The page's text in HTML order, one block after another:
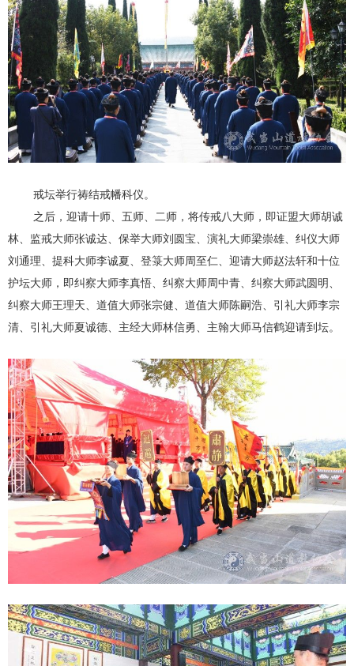
戒坛举行祷结戒幡科仪。
之后，迎请十师、五师、二师，将传戒八大师，即证盟大师胡诚
林、监戒大师张诚达、保举大师刘圆宝、演礼大师梁崇雄、纠仪大师
刘通理、提科大师李诚夏、登箓大师周至仁、迎请大师赵法轩和十位
护坛大师，即纠察大师李真悟、纠察大师周中青、纠察大师武圆明、
纠察大师王理天、道值大师张宗健、道值大师陈嗣浩、引礼大师李宗
清、引礼大师夏诚德、主经大师林信勇、主翰大师马信鹤迎请到坛。